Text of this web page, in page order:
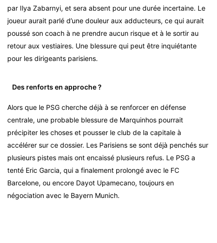
par Ilya Zabarnyi, et sera absent pour une durée incertaine. Le
joueur aurait parlé d’une douleur aux adducteurs, ce qui aurait
poussé son coach à ne prendre aucun risque et à le sortir au
retour aux vestiaires. Une blessure qui peut être inquiétante
pour les dirigeants parisiens.
Des renforts en approche ?
Alors que le PSG cherche déjà à se renforcer en défense
centrale, une probable blessure de Marquinhos pourrait
précipiter les choses et pousser le club de la capitale à
accélérer sur ce dossier. Les Parisiens se sont déjà penchés sur
plusieurs pistes mais ont encaissé plusieurs refus. Le PSG a
tenté Eric Garcia, qui a finalement prolongé avec le FC
Barcelone, ou encore Dayot Upamecano, toujours en
négociation avec le Bayern Munich.